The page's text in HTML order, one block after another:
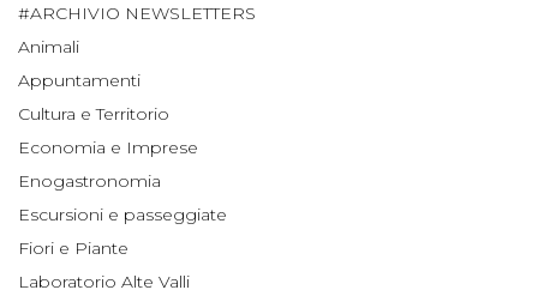
#ARCHIVIO NEWSLETTERS
Animali
Appuntamenti
Cultura e Territorio
Economia e Imprese
Enogastronomia
Escursioni e passeggiate
Fiori e Piante
Laboratorio Alte Valli